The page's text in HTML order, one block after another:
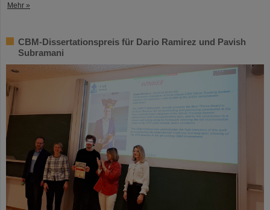
Mehr »
CBM-Dissertationspreis für Dario Ramirez und Pavish
Subramani